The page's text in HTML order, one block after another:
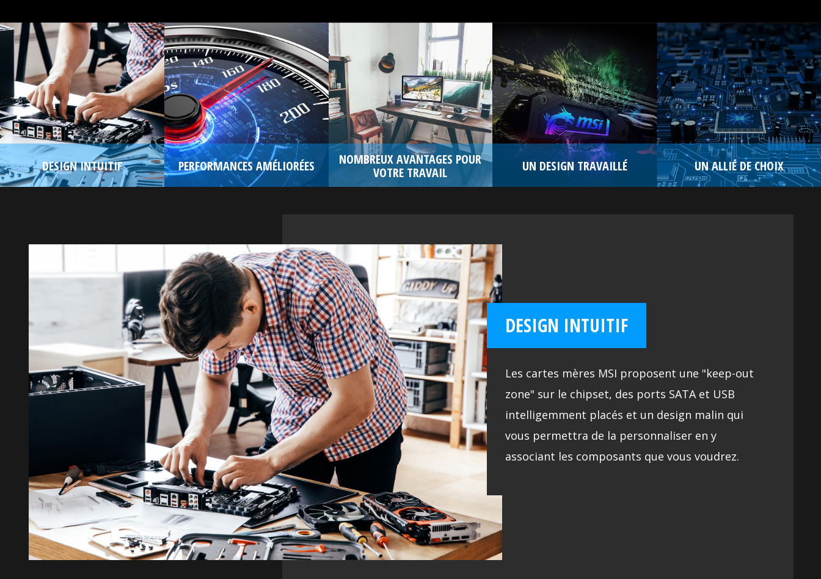
DESIGN INTUITIF PERFORMANCES AMÉLIORÉES NOMBREUX AVANTAGES POUR
VOTRE TRAVAIL UN DESIGN TRAVAILLÉ UN ALLIÉ DE CHOIX
DESIGN INTUITIF
Les cartes mères MSI proposent une "keep-out
zone" sur le chipset, des ports SATA et USB
intelligemment placés et un design malin qui
vous permettra de la personnaliser en y
associant les composants que vous voudrez.